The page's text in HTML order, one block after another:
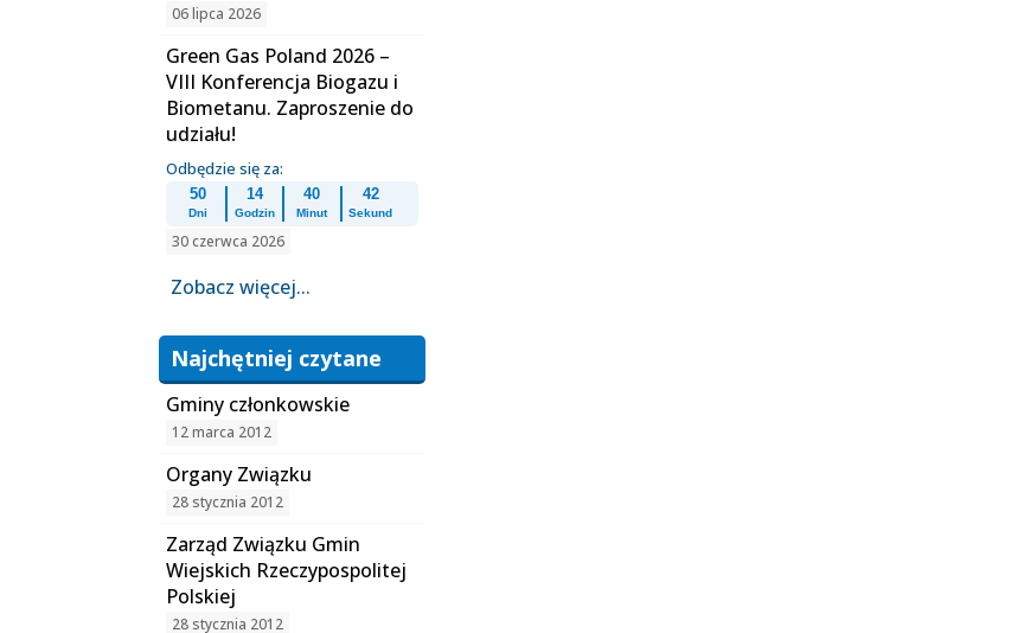
06 lipca 2026
Green Gas Poland 2026 –
VIII Konferencja Biogazu i
Biometanu. Zaproszenie do
udziału!
Odbędzie się za:
50
Dni
14
Godzin
40
Minut
42
Sekund
30 czerwca 2026
Zobacz więcej...
Najchętniej czytane
Gminy członkowskie
12 marca 2012
Organy Związku
28 stycznia 2012
Zarząd Związku Gmin
Wiejskich Rzeczypospolitej
Polskiej
28 stycznia 2012